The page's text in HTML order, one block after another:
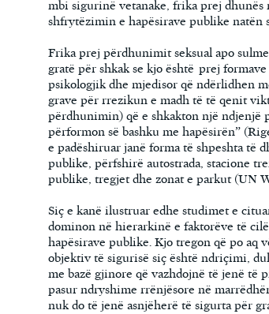
mbi sigurinë vetanake, frika prej dhunës
shfrytëzimin e hapësirave publike natën
Frika prej përdhunimit seksual apo
gratë për shkak se kjo është prej
psikologjik dhe mjedisor që ndërlidhen
grave për rrezikun e madh të të qenit
përdhunimin) që e shkakton një ndjenjë
përformon së bashku me hapësirën”
e padëshiruar janë forma të shpeshta të
publike, përfshirë autostrada, stacione
publike, tregjet dhe zonat e parkut (UN
Siç e kanë ilustruar edhe studimet e
dominon në hierarkinë e faktorëve të
hapësirave publike. Kjo tregon që po aq
objektiv të sigurisë siç është ndriçimi,
me bazë gjinore që vazhdojnë të jenë të
pasur ndryshime rrënjësore në
nuk do të jenë asnjëherë të sigurta për